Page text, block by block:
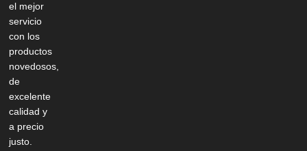
el mejor
servicio
con los
productos
novedosos,
de
excelente
calidad y
a precio
justo.